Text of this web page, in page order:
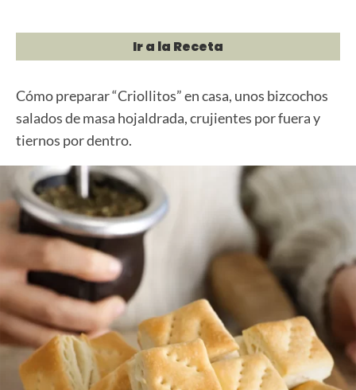
Ir a la Receta
Cómo preparar “Criollitos” en casa, unos bizcochos
salados de masa hojaldrada, crujientes por fuera y
tiernos por dentro.